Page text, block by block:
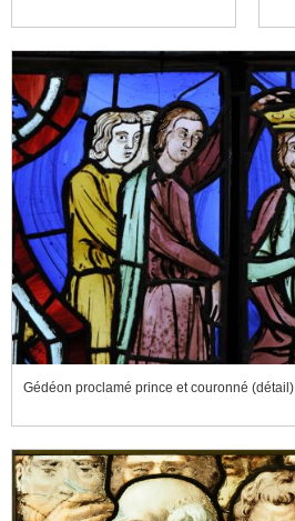
Gédéon proclamé prince et couronné (détail)